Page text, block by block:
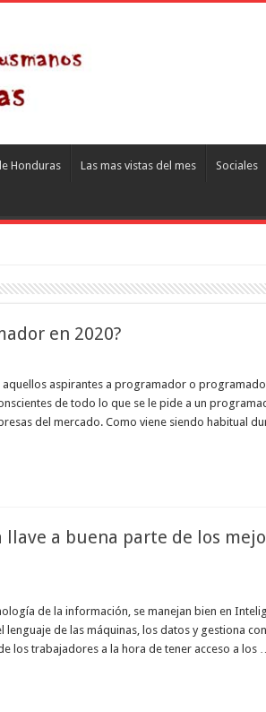
Honduras Las mas vistas del mes Sociales
en 2020?
aquellos aspirantes a programador o
de todo lo que se le pide a un
del mercado. Como viene siendo habitual
a buena parte de los
de la información, se manejan bien en
de las máquinas, los datos y gestiona
los trabajadores a la hora de tener acceso a los